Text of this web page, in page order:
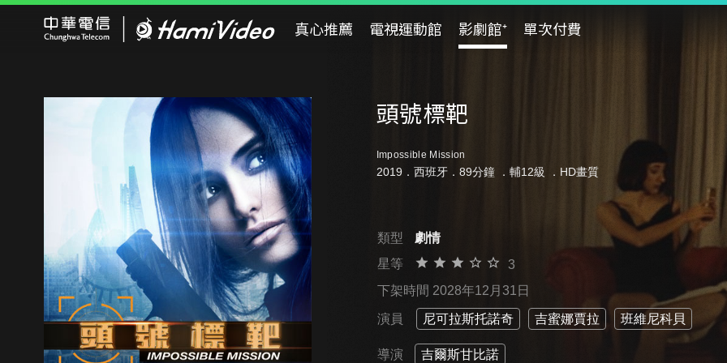
真心推薦 電視運動館 影劇館⁺ 單次付費
頭號標靶
Impossible Mission
2019．西班牙．89分鐘 ． 輔12級 ．HD畫質
類型
劇情
星等
3
下架時間 2028年12月31日
演員 尼可拉斯托諾奇 吉蜜娜賈拉 班維尼科貝
導演 吉爾斯甘比諾